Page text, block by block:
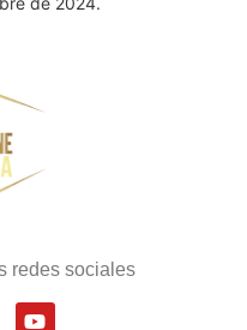
redes sociales